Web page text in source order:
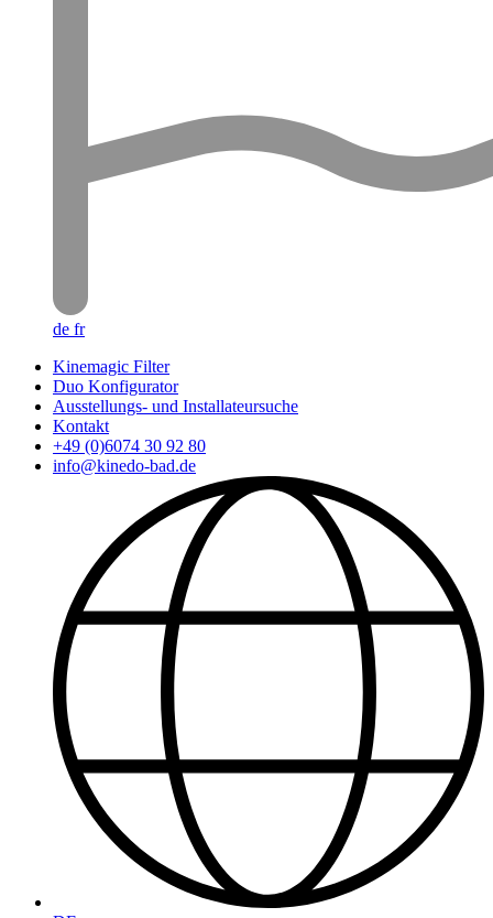
de fr
Kinemagic Filter
Duo Konfigurator
Ausstellungs- und Installateursuche
Kontakt
+49 (0)6074 30 92 80
info@kinedo-bad.de